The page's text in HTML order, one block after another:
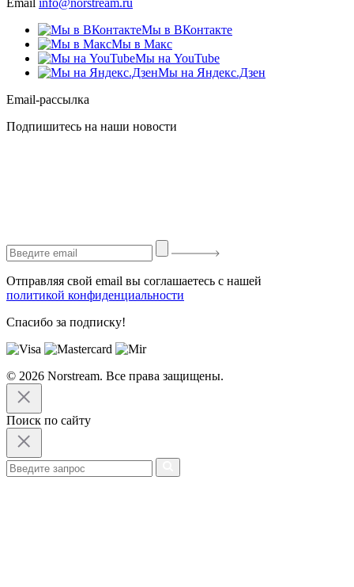
Мы в ВКонтакте
Мы в Макс
Мы на YouTube
Мы на Яндекс.Дзен
Email-рассылка
Подпишитесь на наши новости
Отправляя свой email вы соглашаетесь с нашей
политикой конфиденциальности
Спасибо за подписку!
© 2026 Norstream. Все права защищены.
Поиск по сайту